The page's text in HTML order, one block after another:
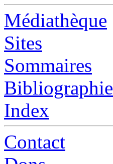
Médiathèque
Sites
Sommaires
Bibliographie
Index
Contact